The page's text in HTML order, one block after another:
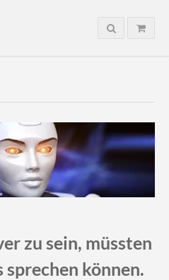
zu sein, müssten
sprechen können.